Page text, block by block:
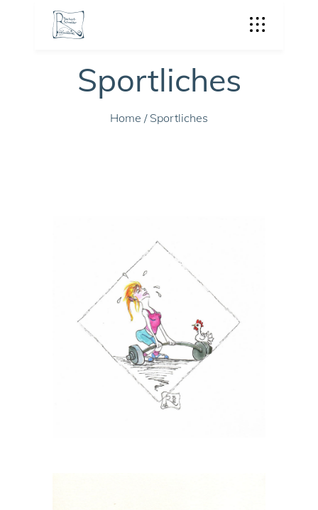
Sportliches
Home / Sportliches